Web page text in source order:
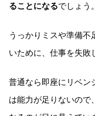
ることになるでしょう。
うっかりミスや準備不
いために、仕事を失敗
普通なら即座にリベン
は能力が足りないので